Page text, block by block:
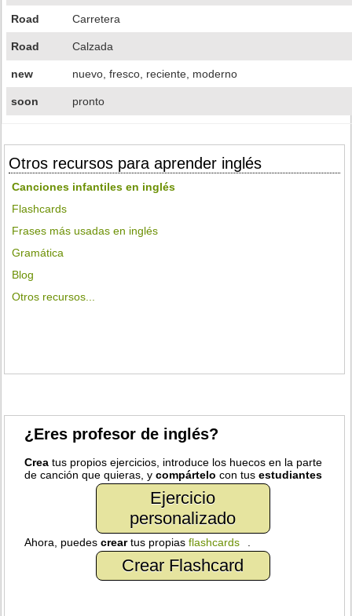
Road Carretera
Road Calzada
new nuevo, fresco, reciente, moderno
soon pronto
Otros recursos para aprender inglés
Canciones infantiles en inglés
Flashcards
Frases más usadas en inglés
Gramática
Blog
Otros recursos...
¿Eres profesor de inglés?
Crea tus propios ejercicios, introduce los huecos en la parte
de canción que quieras, ycompártelo con tusestudiantes
Ejercicio
personalizado
Ahora, puedescreartus propiasflashcards
Crear Flashcard